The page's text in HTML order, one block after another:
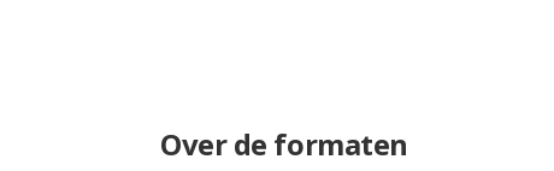
Over de formaten